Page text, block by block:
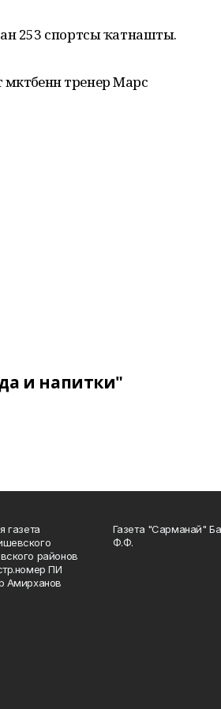
253 спортсы ҡатнашты.
тренер Марс
и напитки"
газета
районов
ПИ
Амирханов
Газета "Сарманай"
Ф.Ф.